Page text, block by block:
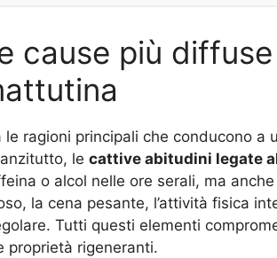
cause più
le ragioni principali che conducono a
le cattive abitudini legate
o alcol nelle ore serali, ma
la cena pesante, l’attività fisica
Tutti questi elementi
proprietà rigeneranti.